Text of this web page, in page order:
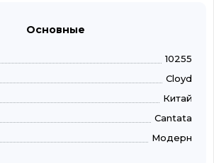
Основные
10255
Cloyd
Китай
Cantata
Модерн